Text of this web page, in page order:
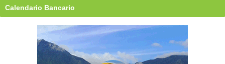
Calendario Bancario